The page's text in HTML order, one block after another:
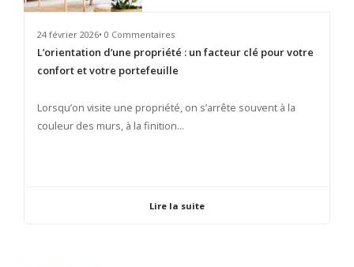
24 février 2026• 0 Commentaires
L’orientation d’une propriété : un facteur clé pour votre
confort et votre portefeuille
​Lorsqu’on visite une propriété, on s’arrête souvent à la
couleur des murs, à la finition...
Lire la suite